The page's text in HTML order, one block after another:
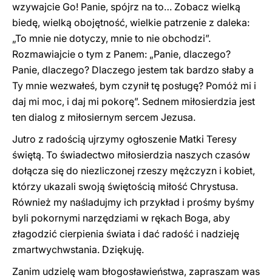
wzywajcie Go! Panie, spójrz na to… Zobacz wielką
biedę, wielką obojętność, wielkie patrzenie z daleka:
„To mnie nie dotyczy, mnie to nie obchodzi”.
Rozmawiajcie o tym z Panem: „Panie, dlaczego?
Panie, dlaczego? Dlaczego jestem tak bardzo słaby a
Ty mnie wezwałeś, bym czynił tę posługę? Pomóż mi i
daj mi moc, i daj mi pokorę”. Sednem miłosierdzia jest
ten dialog z miłosiernym sercem Jezusa.
Jutro z radością ujrzymy ogłoszenie Matki Teresy
świętą. To świadectwo miłosierdzia naszych czasów
dołącza się do niezliczonej rzeszy mężczyzn i kobiet,
którzy ukazali swoją świętością miłość Chrystusa.
Również my naśladujmy ich przykład i prośmy byśmy
byli pokornymi narzędziami w rękach Boga, aby
złagodzić cierpienia świata i dać radość i nadzieję
zmartwychwstania. Dziękuję.
Zanim udzielę wam błogosławieństwa, zapraszam was